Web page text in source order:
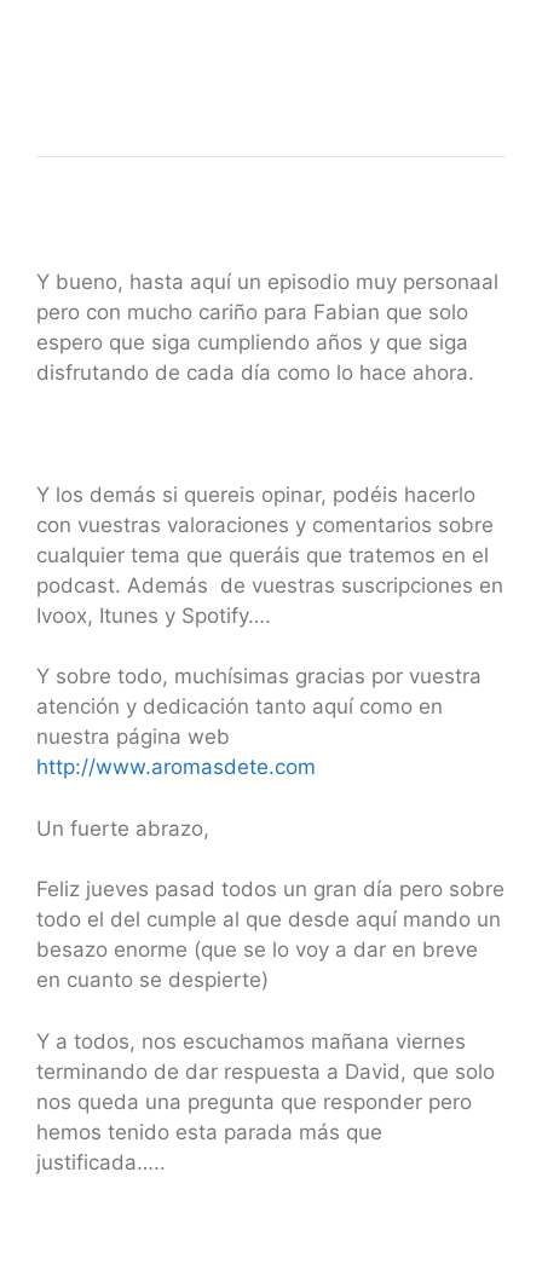
Y bueno, hasta aquí un episodio muy personaal
pero con mucho cariño para Fabian que solo
espero que siga cumpliendo años y que siga
disfrutando de cada día como lo hace ahora.
Y los demás si quereis opinar, podéis hacerlo
con vuestras valoraciones y comentarios sobre
cualquier tema que queráis que tratemos en el
podcast. Además de vuestras suscripciones en
Ivoox, Itunes y Spotify….
Y sobre todo, muchísimas gracias por vuestra
atención y dedicación tanto aquí como en
nuestra página web
http://www.aromasdete.com
Un fuerte abrazo,
Feliz jueves pasad todos un gran día pero sobre
todo el del cumple al que desde aquí mando un
besazo enorme (que se lo voy a dar en breve
en cuanto se despierte)
Y a todos, nos escuchamos mañana viernes
terminando de dar respuesta a David, que solo
nos queda una pregunta que responder pero
hemos tenido esta parada más que
justificada…..